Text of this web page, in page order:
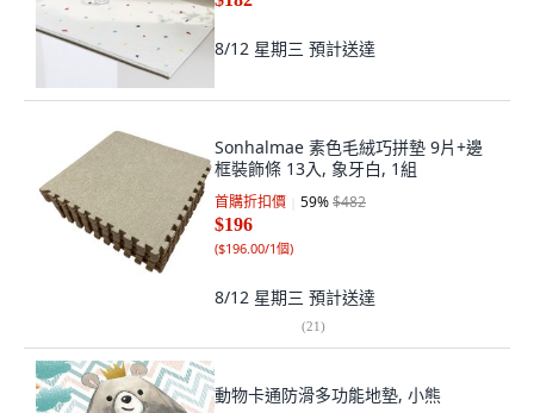
8/12 星期三 預計送達
Sonhalmae 素色毛絨巧拼墊 9片+邊
框裝飾條 13入, 象牙白, 1組
首購折扣價 59%$482
$196
($196.00/1個)
8/12 星期三 預計送達
(21)
動物卡通防滑多功能地墊, 小熊